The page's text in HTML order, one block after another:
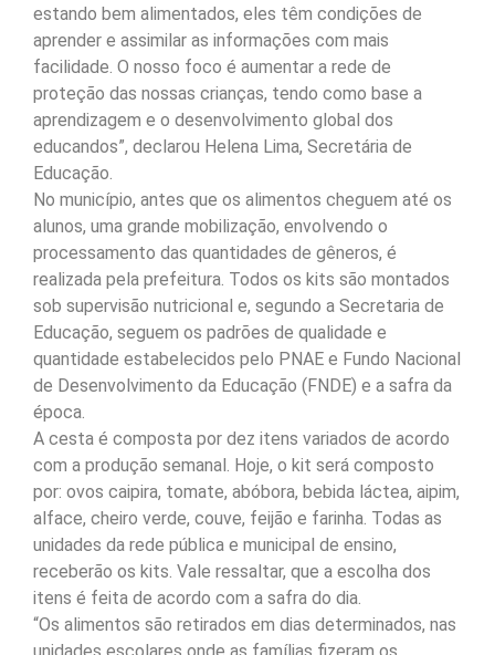
estando bem alimentados, eles têm condições de
aprender e assimilar as informações com mais
facilidade. O nosso foco é aumentar a rede de
proteção das nossas crianças, tendo como base a
aprendizagem e o desenvolvimento global dos
educandos”, declarou Helena Lima, Secretária de
Educação.
No município, antes que os alimentos cheguem até os
alunos, uma grande mobilização, envolvendo o
processamento das quantidades de gêneros, é
realizada pela prefeitura. Todos os kits são montados
sob supervisão nutricional e, segundo a Secretaria de
Educação, seguem os padrões de qualidade e
quantidade estabelecidos pelo PNAE e Fundo Nacional
de Desenvolvimento da Educação (FNDE) e a safra da
época.
A cesta é composta por dez itens variados de acordo
com a produção semanal. Hoje, o kit será composto
por: ovos caipira, tomate, abóbora, bebida láctea, aipim,
alface, cheiro verde, couve, feijão e farinha. Todas as
unidades da rede pública e municipal de ensino,
receberão os kits. Vale ressaltar, que a escolha dos
itens é feita de acordo com a safra do dia.
“Os alimentos são retirados em dias determinados, nas